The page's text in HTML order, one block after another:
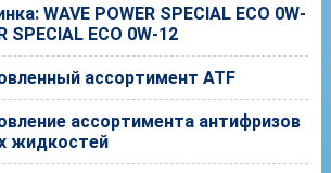
WAVE POWER SPECIAL ECO 0W-
SPECIAL ECO 0W-12
ассортимент ATF
ассортимента антифризов
жидкостей